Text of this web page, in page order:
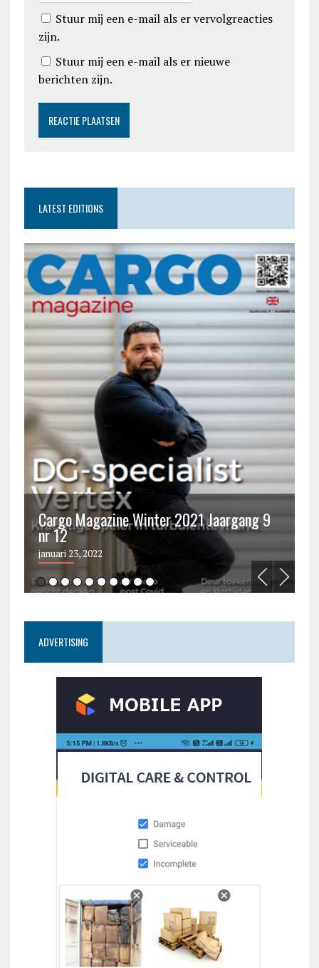
Stuur mij een e-mail als er vervolgreacties
zijn.
Stuur mij een e-mail als er nieuwe
berichten zijn.
LATEST EDITIONS
Cargo Magazine Winter 2021 Jaargang 9
nr 12
januari 23, 2022
ADVERTISING